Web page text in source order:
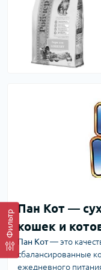
Фильтр
Пан Кот —
кошек и
Пан Кот— это
сбалансированные
ежедневного